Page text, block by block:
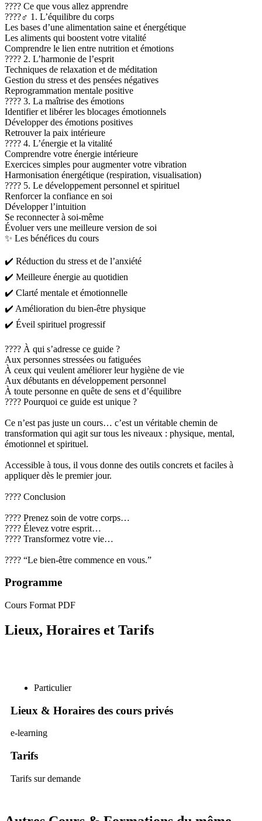
???? Ce que vous allez apprendre
????‍♂️ 1. L’équilibre du corps
Les bases d’une alimentation saine et énergétique
Les aliments qui boostent votre vitalité
Comprendre le lien entre nutrition et émotions
???? 2. L’harmonie de l’esprit
Techniques de relaxation et de méditation
Gestion du stress et des pensées négatives
Reprogrammation mentale positive
???? 3. La maîtrise des émotions
Identifier et libérer les blocages émotionnels
Développer des émotions positives
Retrouver la paix intérieure
???? 4. L’énergie et la vitalité
Comprendre votre énergie intérieure
Exercices simples pour augmenter votre vibration
Harmonisation énergétique (respiration, visualisation)
???? 5. Le développement personnel et spirituel
Renforcer la confiance en soi
Développer l’intuition
Se reconnecter à soi-même
Évoluer vers une meilleure version de soi
✨ Les bénéfices du cours
✔️ Réduction du stress et de l’anxiété
✔️ Meilleure énergie au quotidien
✔️ Clarté mentale et émotionnelle
✔️ Amélioration du bien-être physique
✔️ Éveil spirituel progressif
???? À qui s’adresse ce guide ?
Aux personnes stressées ou fatiguées
À ceux qui veulent améliorer leur hygiène de vie
Aux débutants en développement personnel
À toute personne en quête de sens et d’équilibre
???? Pourquoi ce guide est unique ?
Ce n’est pas juste un cours… c’est un véritable chemin de
transformation qui agit sur tous les niveaux : physique, mental,
émotionnel et spirituel.
Accessible à tous, il vous donne des outils concrets et faciles à
appliquer dès le premier jour.
???? Conclusion
???? Prenez soin de votre corps…
???? Élevez votre esprit…
???? Transformez votre vie…
???? “Le bien-être commence en vous.”
Programme
Cours Format PDF
Lieux, Horaires et Tarifs
Particulier
Lieux & Horaires des cours privés
e-learning
Tarifs
Tarifs sur demande